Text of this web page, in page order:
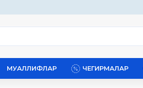
МУАЛЛИФЛАР ЧЕГИРМАЛАР